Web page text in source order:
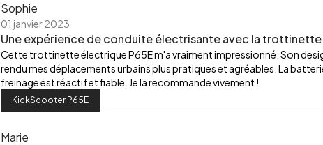
Sophie
01 janvier 2023
Une expérience de conduite électrisante avec la trottinette
Cette trottinette électrique P65E m'a vraiment impressionné. Son
rendu mes déplacements urbains plus pratiques et agréables. La
freinage est réactif et fiable. Je la recommande vivement !
KickScooter P65E
Marie